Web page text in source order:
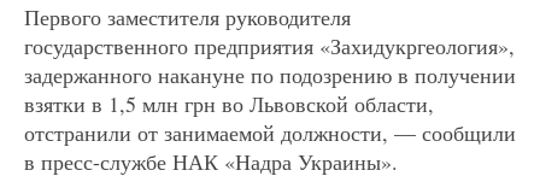
Первого заместителя руководителя
государственного предприятия «Захидукргеология»,
задержанного накануне по подозрению в получении
взятки в 1,5 млн грн во Львовской области,
отстранили от занимаемой должности, — сообщили
в пресс-службе НАК «Надра Украины».